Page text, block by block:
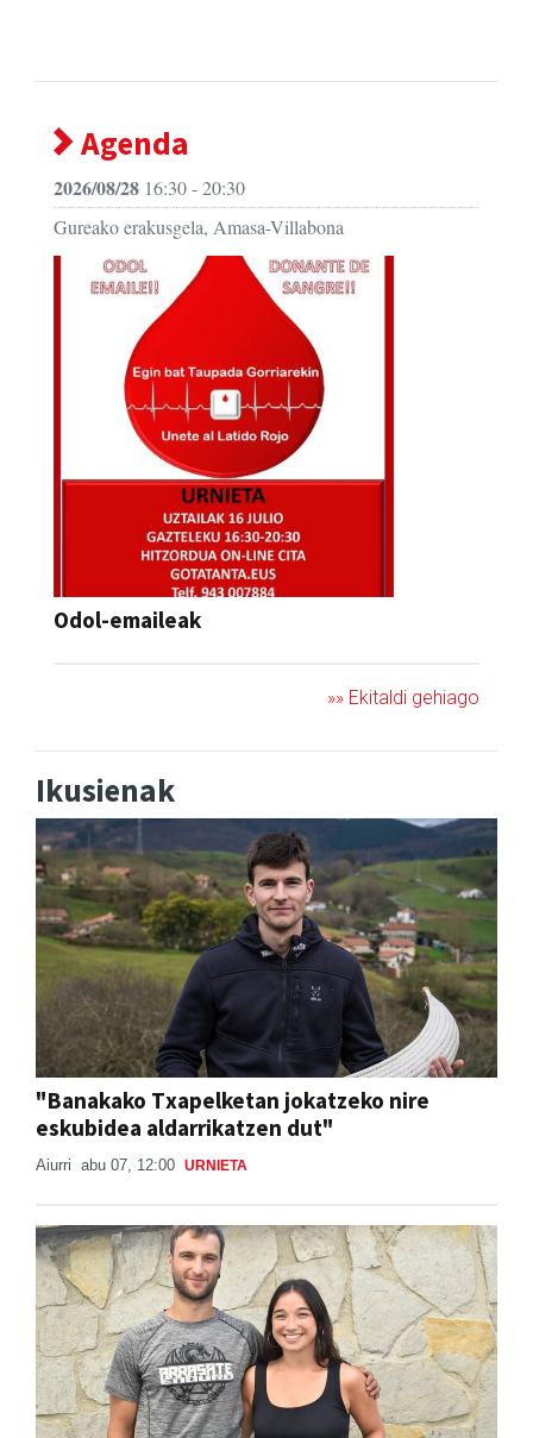
Agenda
2026/08/28 16:30 - 20:30
Gureako erakusgela, Amasa-Villabona
Odol-emaileak
»» Ekitaldi gehiago
Ikusienak
"Banakako Txapelketan jokatzeko nire
eskubidea aldarrikatzen dut"
Aiurri abu 07, 12:00 URNIETA